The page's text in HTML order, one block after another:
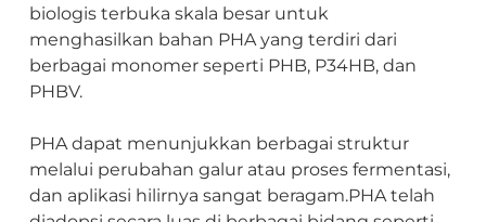
biologis terbuka skala besar untuk
menghasilkan bahan PHA yang terdiri dari
berbagai monomer seperti PHB, P34HB, dan
PHBV.
PHA dapat menunjukkan berbagai struktur
melalui perubahan galur atau proses fermentasi,
dan aplikasi hilirnya sangat beragam.PHA telah